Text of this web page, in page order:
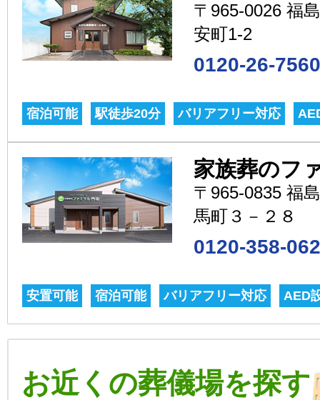
〒965-0026 福
安町1-2
0120-26-7560
宿泊可能 駅徒歩20分 バリアフリー対応
家族葬のフ
〒965-0835 福
馬町３－２８
0120-358-062
安置可能 宿泊可能 バリアフリー対応 AED
お近くの葬儀場を探す